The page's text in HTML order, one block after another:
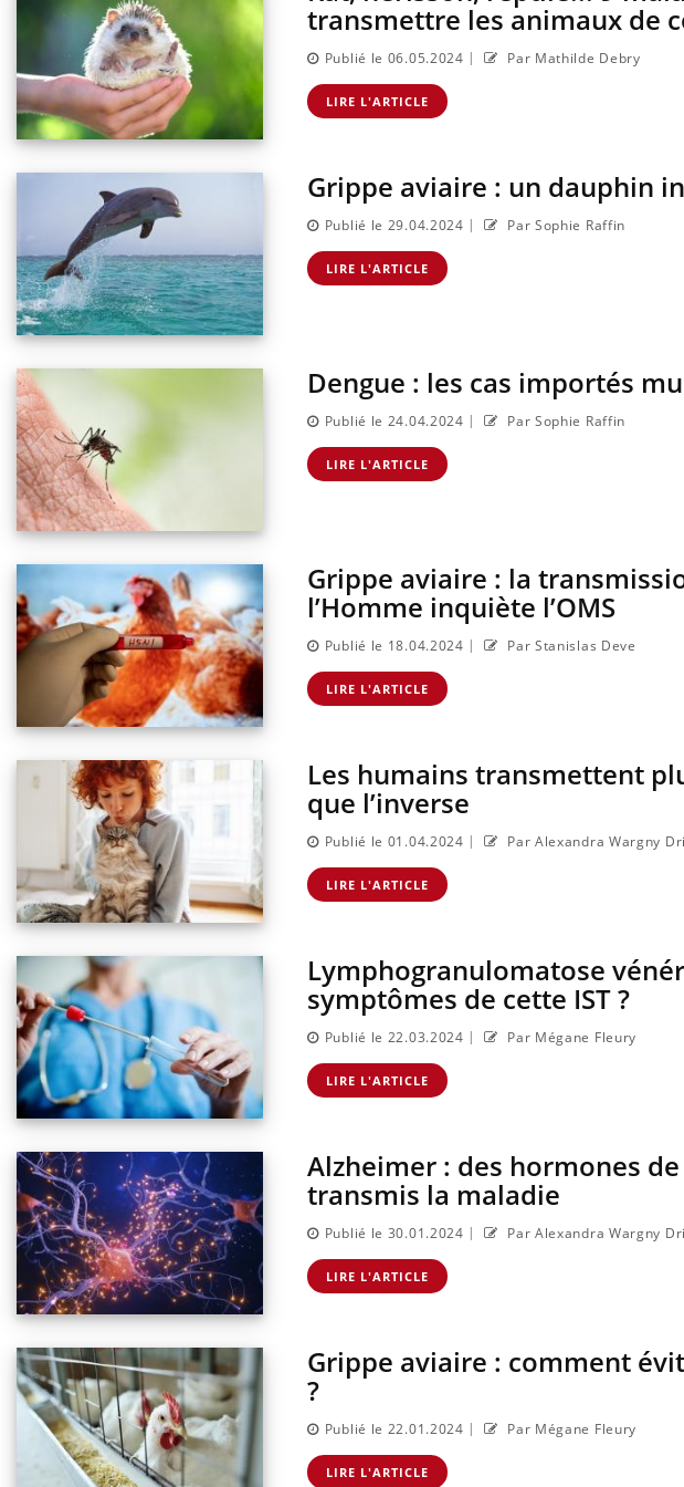
transmettre les animaux de
Publié le 06.05.2024 | Par Mathilde Debry
LIRE L'ARTICLE
Grippe aviaire : un dauphin
Publié le 29.04.2024 | Par Sophie Raffin
LIRE L'ARTICLE
Dengue : les cas importés
Publié le 24.04.2024 | Par Sophie Raffin
LIRE L'ARTICLE
Grippe aviaire : la
l’Homme inquiète l’OMS
Publié le 18.04.2024 | Par Stanislas Deve
LIRE L'ARTICLE
Les humains transmettent
que l’inverse
Publié le 01.04.2024 | Par Alexandra Wargny
LIRE L'ARTICLE
Lymphogranulomatose
symptômes de cette IST ?
Publié le 22.03.2024 | Par Mégane Fleury
LIRE L'ARTICLE
Alzheimer : des hormones
transmis la maladie
Publié le 30.01.2024 | Par Alexandra Wargny
LIRE L'ARTICLE
Grippe aviaire : comment
?
Publié le 22.01.2024 | Par Mégane Fleury
LIRE L'ARTICLE